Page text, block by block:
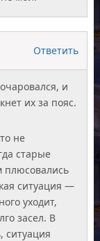
Ответить
и
их за пояс.
не
старые
плюсовались
ситуация —
уходит,
засел. В
ситуация